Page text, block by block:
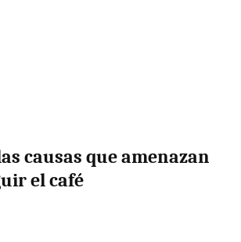
causas que amenazan
el café